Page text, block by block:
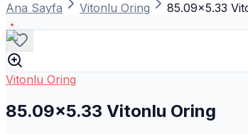
Ana Sayfa Vitonlu Oring 85.09x5.33
Vitonlu Oring
85.09x5.33 Vitonlu Oring